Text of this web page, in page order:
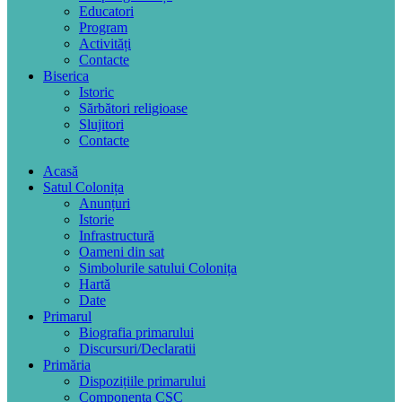
Educatori
Program
Activități
Contacte
Biserica
Istoric
Sărbători religioase
Slujitori
Contacte
Acasă
Satul Colonița
Anunțuri
Istorie
Infrastructură
Oameni din sat
Simbolurile satului Colonița
Hartă
Date
Primarul
Biografia primarului
Discursuri/Declaratii
Primăria
Dispozițiile primarului
Componența CSC